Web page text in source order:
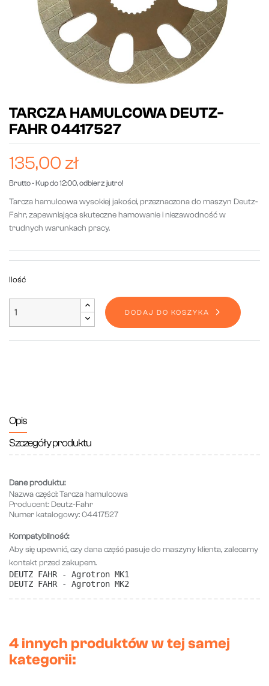
TARCZA HAMULCOWA DEUTZ-
FAHR 04417527
135,00 zł
Brutto- Kup do 12:00, odbierz jutro!
Tarcza hamulcowa wysokiej jakości, przeznaczona do maszyn Deutz-
Fahr, zapewniająca skuteczne hamowanie i niezawodność w
trudnych warunkach pracy.
Ilość
DODAJ DO KOSZYKA
Opis
Szczegóły produktu
Dane produktu:
Nazwa części:Tarcza hamulcowa
Producent: Deutz-Fahr
Numer katalogowy:04417527
Kompatybilność:
Aby się upewnić, czy dana część pasuje do maszyny klienta, zalecamy
kontakt przed zakupem.
DEUTZ FAHR - Agrotron MK1
DEUTZ FAHR - Agrotron MK2
4 innych produktów w tej samej
kategorii: